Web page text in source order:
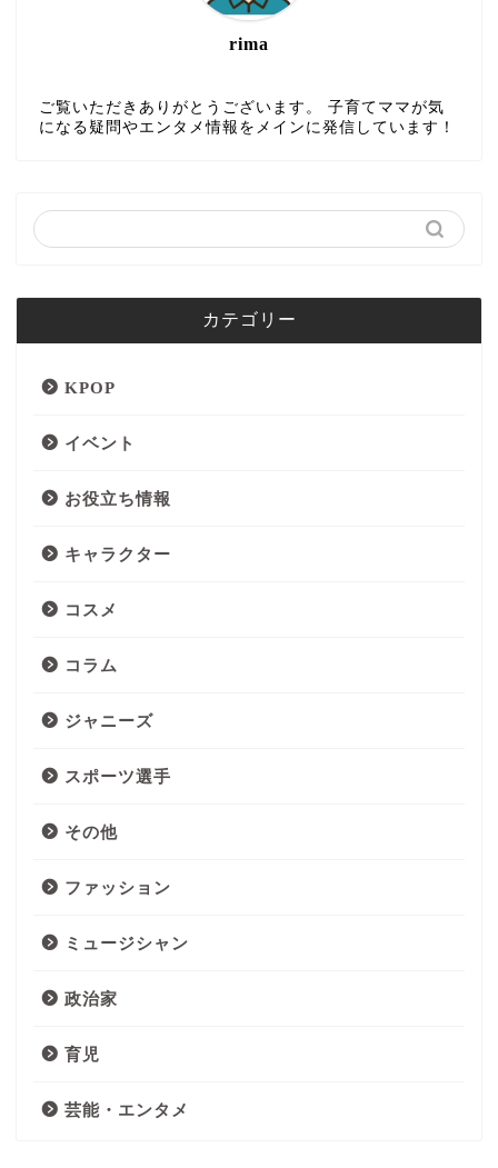
rima
ご覧いただきありがとうございます。 子育てママが気
になる疑問やエンタメ情報をメインに発信しています！
カテゴリー
KPOP
イベント
お役立ち情報
キャラクター
コスメ
コラム
ジャニーズ
スポーツ選手
その他
ファッション
ミュージシャン
政治家
育児
芸能・エンタメ